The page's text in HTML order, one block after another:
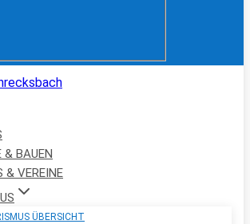
& BAUEN
& VEREINE
ÜBERSICHT